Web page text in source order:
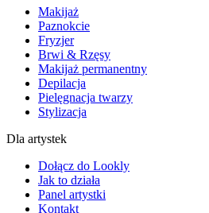
Makijaż
Paznokcie
Fryzjer
Brwi & Rzęsy
Makijaż permanentny
Depilacja
Pielęgnacja twarzy
Stylizacja
Dla artystek
Dołącz do Lookly
Jak to działa
Panel artystki
Kontakt